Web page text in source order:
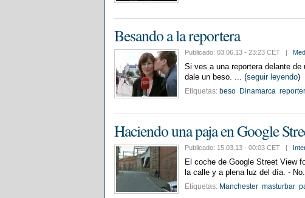
Besando a la reportera
Publicado: 03.06.13 - 23:23 CET |
Si ves a una reportera delante
dale un beso. ... (seguir leyendo)
Etiquetas: beso Dinamarca
Haciendo una paja en Google
Publicado: 15.03.13 - 00:03 CET |
El coche de Google Street View
la calle y a plena luz del día. -
Etiquetas: Manchester masturbar